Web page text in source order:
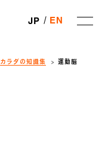
JP EN
カラダの知識集 運動脳